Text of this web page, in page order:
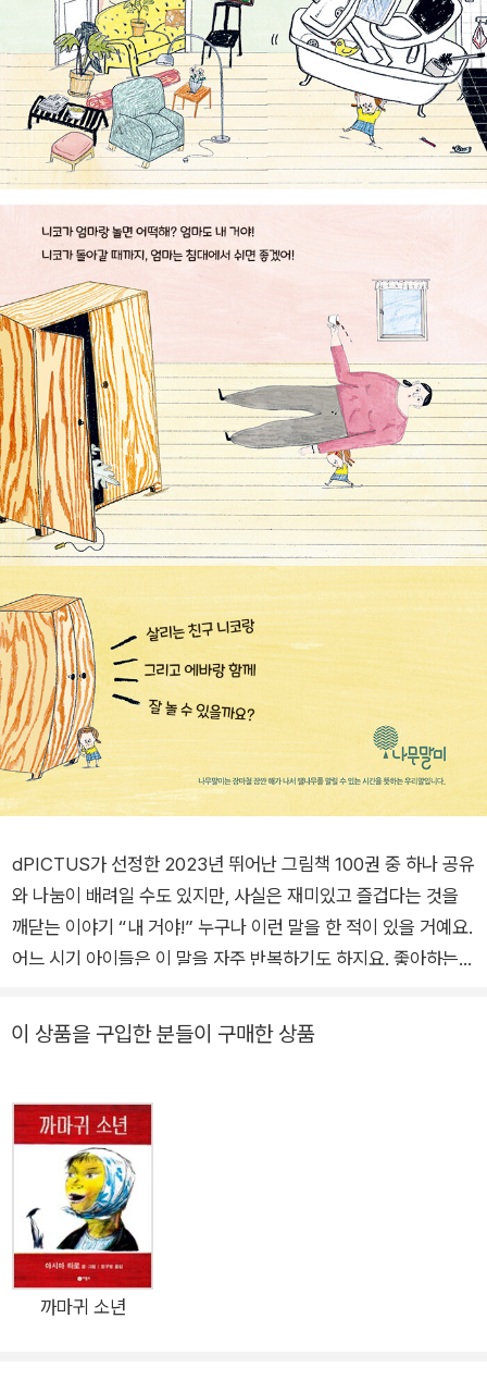
dPICTUS가 선정한 2023년 뛰어난 그림책 100권 중 하나 공유
와 나눔이 배려일 수도 있지만, 사실은 재미있고 즐겁다는 것을
깨닫는 이야기 “내 거야!” 누구나 이런 말을 한 적이 있을 거예요.
어느 시기 아이들은 이 말을 자주 반복하기도 하지요. 좋아하는
어릴수록 자기 물건을 공유하는 것은 쉽지 않은 일입니다. ‘내
아이는 아닙니다. 친구 니코가 놀러 오는 날. 살리는 니코가 자기
가 좋아하는 다람쥐 인형을 갖고 놀게 하고 싶지 않습니다. “다람
쥐는 내 거야. 나만 갖고 놀 거야!” 살리의 말에 엄마는 다람쥐를
잠시 옷장에 넣어 두자고 합니다. 니코가 돌아가면 꺼내자고 하면
서요. 살리는 기차도 주차 빌딩도 물고기랑 낚싯대도 모두 옷장에
넣겠다고 합니다. 내 거니까! 살리는 침대도 강아지 그림 액자도
정말로 좋아하는 레고 성도 모두 옷장에 넣습니다. 그뿐만 아니라
이 상품을 구입한 분들이 구매한 상품
까마귀 소년